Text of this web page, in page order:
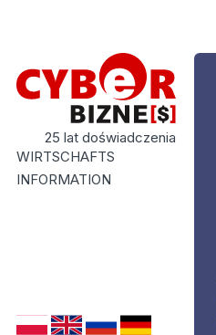
25 lat doświadczenia
WIRTSCHAFTS
INFORMATION